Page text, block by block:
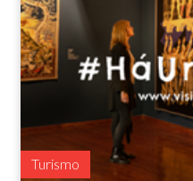
Turismo